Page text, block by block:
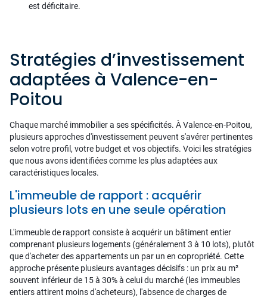
est déficitaire.
Stratégies d’investissement
adaptées à Valence-en-
Poitou
Chaque marché immobilier a ses spécificités. À Valence-en-Poitou,
plusieurs approches d'investissement peuvent s'avérer pertinentes
selon votre profil, votre budget et vos objectifs. Voici les stratégies
que nous avons identifiées comme les plus adaptées aux
caractéristiques locales.
L'immeuble de rapport : acquérir
plusieurs lots en une seule opération
L'immeuble de rapport consiste à acquérir un bâtiment entier
comprenant plusieurs logements (généralement 3 à 10 lots), plutôt
que d'acheter des appartements un par un en copropriété. Cette
approche présente plusieurs avantages décisifs : un prix au m²
souvent inférieur de 15 à 30% à celui du marché (les immeubles
entiers attirent moins d'acheteurs), l'absence de charges de